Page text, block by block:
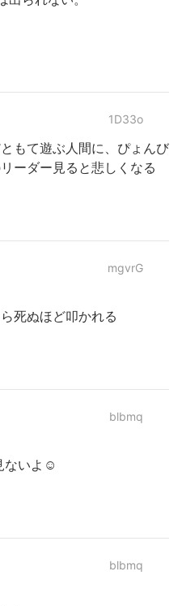
1D33o
もて遊ぶ人間に、ぴょんび
ーダー見ると悲しくなる
mgvrG
死ぬほど叩かれる
blbmq
ないよ☺️
blbmq